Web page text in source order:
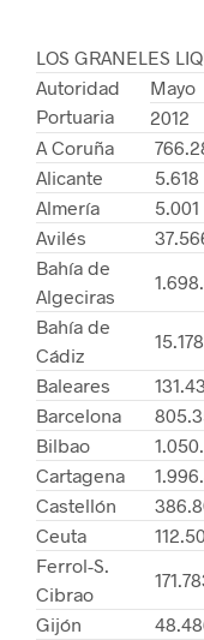
LOS GRANELES
Autoridad
Portuaria
Mayo
2012
A Coruña
Alicante
5.618
Almería
5.001
Avilés
Bahía de
Algeciras
Bahía de
Cádiz
15.178
Baleares
Barcelona
Bilbao
Cartagena
Castellón
Ceuta
Ferrol-S.
Cibrao
Gijón